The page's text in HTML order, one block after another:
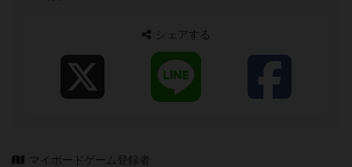
シェアする
マイボードゲーム登録者